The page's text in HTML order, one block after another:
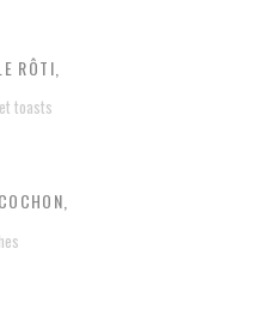
RÔTI,
toasts